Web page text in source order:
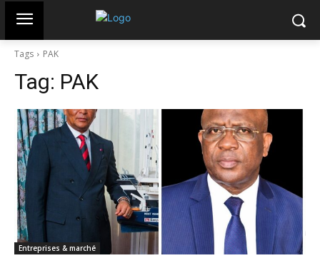
Tags PAK
Tag: PAK
Entreprises & marché